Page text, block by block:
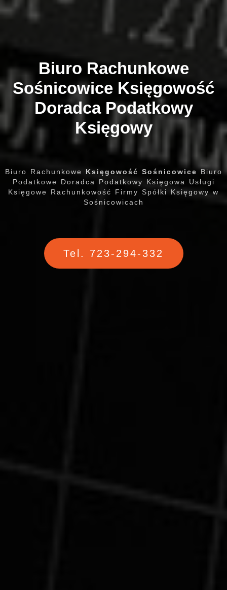
Biuro Rachunkowe
Sośnicowice Księgowość
Doradca Podatkowy
Księgowy
Biuro Rachunkowe Księgowość Sośnicowice Biuro
Podatkowe Doradca Podatkowy Księgowa Usługi
Księgowe Rachunkowość Firmy Spółki Księgowy w
Sośnicowicach
Tel. 723-294-332